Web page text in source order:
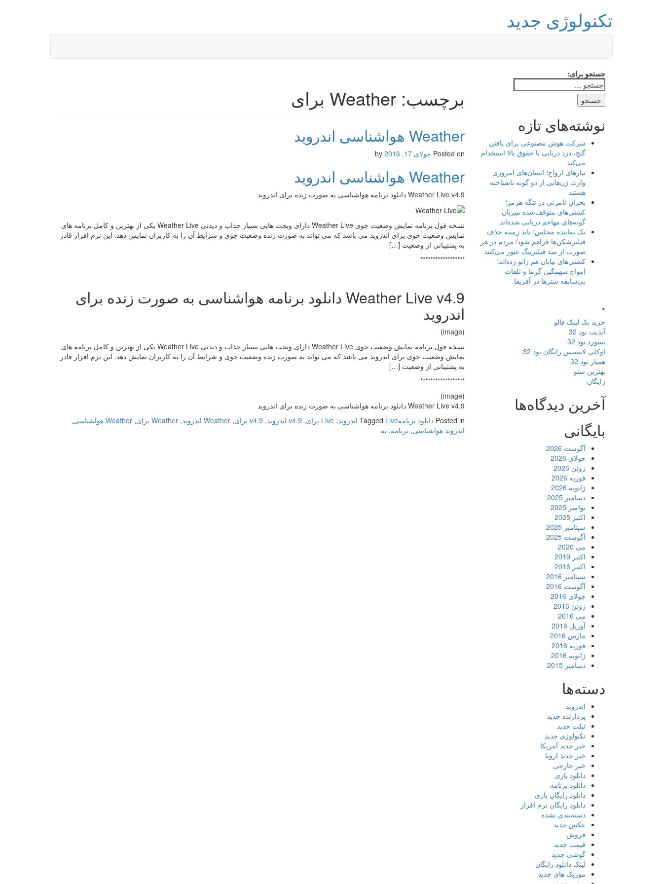
تکنولوژی جدید
برچسب: Weather برای
Weather هواشناسی اندروید
Posted on جولای 17, 2016
Weather هواشناسی اندروید
Weather Live v4.9 دانلود برنامه هواشناسی به صورت زنده برای اندروید
نسخه فول برنامه نمایش وضعیت جوی Weather Live دارای ویجت هایی بسیار جذاب و دیدنی Weather Live یکی از بهترین و کامل برنامه های
نمایش وضعیت جوی برای اندروید می باشد که می تواند به صورت زنده وضعیت جوی و شرایط آن را به کاربران نمایش دهد. این نرم افزار قادر
به پشتیبانی از وضعیت […]
******************
Weather Live v4.9 دانلود برنامه هواشناسی به صورت زنده برای
اندروید
(image)
نسخه فول برنامه نمایش وضعیت جوی Weather Live دارای ویجت هایی بسیار جذاب و دیدنی Weather Live یکی از بهترین و کامل برنامه های
نمایش وضعیت جوی برای اندروید می باشد که می تواند به صورت زنده وضعیت جوی و شرایط آن را به کاربران نمایش دهد. این نرم افزار قادر
به پشتیبانی از وضعیت […]
******************
(image)
Weather Live v4.9 دانلود برنامه هواشناسی به صورت زنده برای اندروید
Posted in دانلود برنامه Tagged Live اندروید , Live برای , v4.9 اندروید , v4.9 برای , Weather اندروید , Weather برای , Weather هواشناسی
,
اندروید هواشناسی, برنامه, به
جستجو برای:
نوشته‌های تازه
شرکت هوش مصنوعی برای یافتن
گنج، دزد دریایی با حقوق بالا استخدام
می‌کند
تبارهای ارواح؛ انسان‌های امروزی
وارث ژن‌هایی از دو گونه ناشناخته
هستند
بحران نامرئی در تنگه هرمز؛
کشتی‌های متوقف‌شده میزبان
گونه‌های مهاجم دریایی شده‌اند
یک نماینده مجلس: باید زمینه حذف
فیلترشکن‌ها فراهم شود/ مردم در هر
صورت از سد فیلترینگ عبور می‌کنند
کشتی‌های بیابان هم زانو زده‌اند؛
امواج سهمگین گرما و تلفات
بی‌سابقه شترها در آفریقا
.
خرید بک لینک فالو
آپدیت نود 32
پسورد نود 32
اوکلی لایسنس رایگان نود 32
همیار نود 32
بهترین سئو
رایگان
آخرین دیدگاه‌ها
بایگانی
آگوست 2026
جولای 2026
ژوئن 2026
فوریه 2026
ژانویه 2026
دسامبر 2025
نوامبر 2025
اکتبر 2025
سپتامبر 2025
آگوست 2025
می 2020
اکتبر 2019
اکتبر 2016
سپتامبر 2016
آگوست 2016
جولای 2016
ژوئن 2016
می 2016
آوریل 2016
مارس 2016
فوریه 2016
ژانویه 2016
دسامبر 2015
دسته‌ها
اندروید
پردازنده جدید
تبلت جدید
تکنولوژی جدید
خبر جدید آمریکا
خبر جدید اروپا
خبر خارجی
دانلود بازی
دانلود برنامه
دانلود رایگان بازی
دانلود رایگان نرم افراز
دسته‌بندی نشده
عکس جدید
فروش
قیمت جدید
گوشی جدید
لینک دانلود رایگان
موزیک های جدید